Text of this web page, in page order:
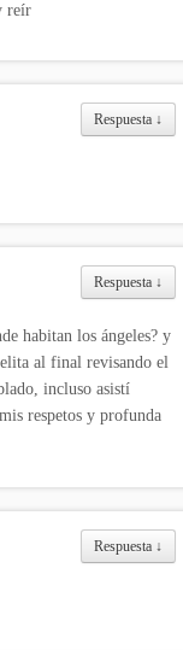
reír
Respuesta ↓
Respuesta ↓
habitan los ángeles? y
al final revisando el
incluso asistí
respetos y profunda
Respuesta ↓